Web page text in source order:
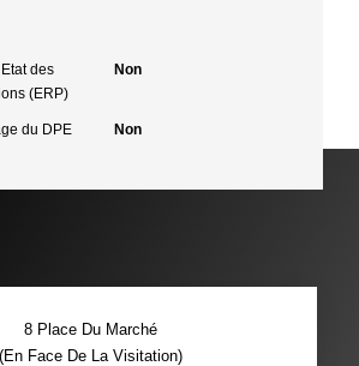
des
(ERP)
Non
du DPE Non
8 Place Du Marché
(En Face De La Visitation)